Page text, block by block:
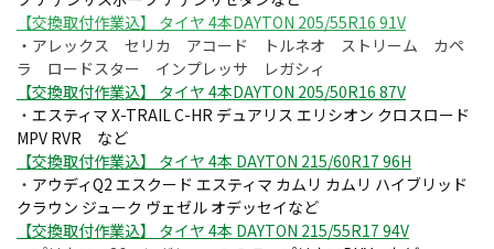
【交換取付作業込】 タイヤ 4本DAYTON 205/55R16 91V
・アレックス セリカ アコード トルネオ ストリーム カペ
ラ ロードスター インプレッサ レガシィ
【交換取付作業込】 タイヤ 4本DAYTON 205/50R16 87V
・ エスティマ X-TRAIL C-HR デュアリス エリシオン クロスロード
MPV RVR など
【交換取付作業込】 タイヤ 4本 DAYTON 215/60R17 96H
・ アウディQ2 エスクード エスティマ カムリ カムリ ハイブリッド
クラウン ジューク ヴェゼル オデッセイなど
【交換取付作業込】 タイヤ 4本 DAYTON 215/55R17 94V